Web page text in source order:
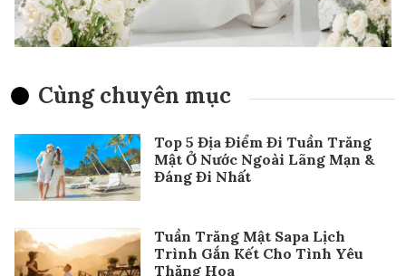
Cùng chuyên mục
Top 5 Địa Điểm Đi Tuần Trăng
Mật Ở Nước Ngoài Lãng Mạn &
Đáng Đi Nhất
Tuần Trăng Mật Sapa Lịch
Trình Gắn Kết Cho Tình Yêu
Thăng Hoa